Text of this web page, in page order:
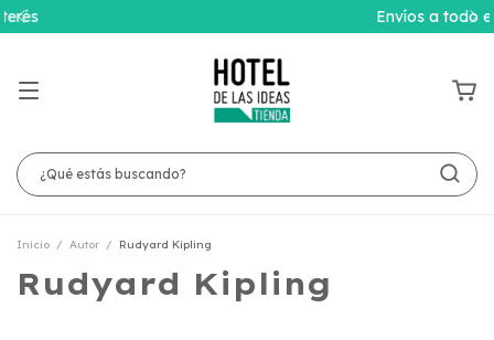
Inicio / Autor / Rudyard Kipling
Rudyard Kipling